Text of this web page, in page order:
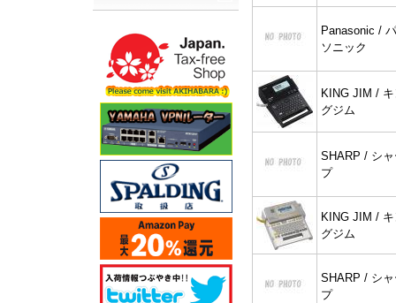
Panasonic /
ソニック
KING JIM /
グジム
SHARP / シ
プ
KING JIM /
グジム
SHARP / シ
プ